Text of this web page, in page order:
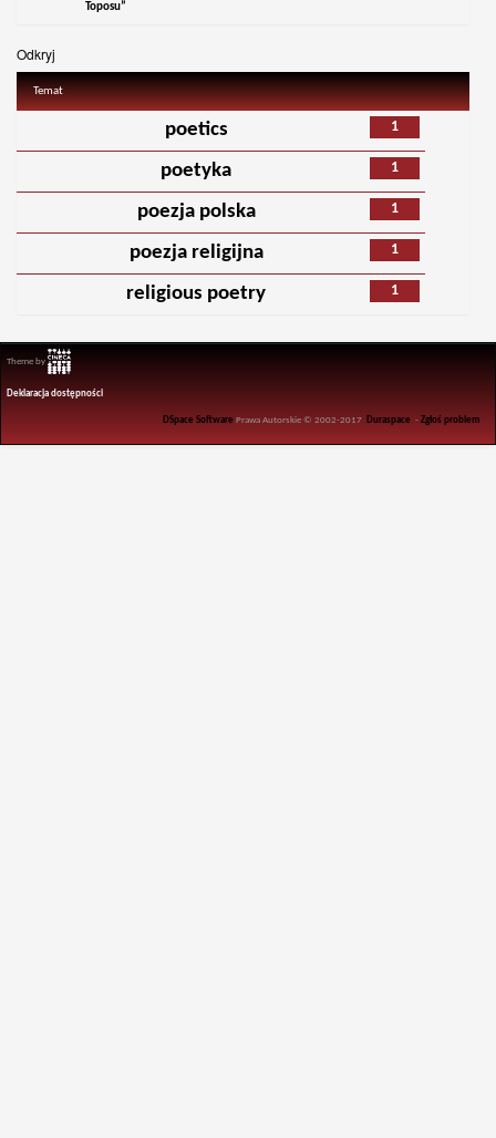
Toposu”
Odkryj
Temat
1
poetics
1
poetyka
1
poezja polska
1
poezja religijna
1
religious poetry
Theme by
Deklaracja dostępności
DSpace Software Prawa Autorskie © 2002-2017 Duraspace -Zgłoś problem